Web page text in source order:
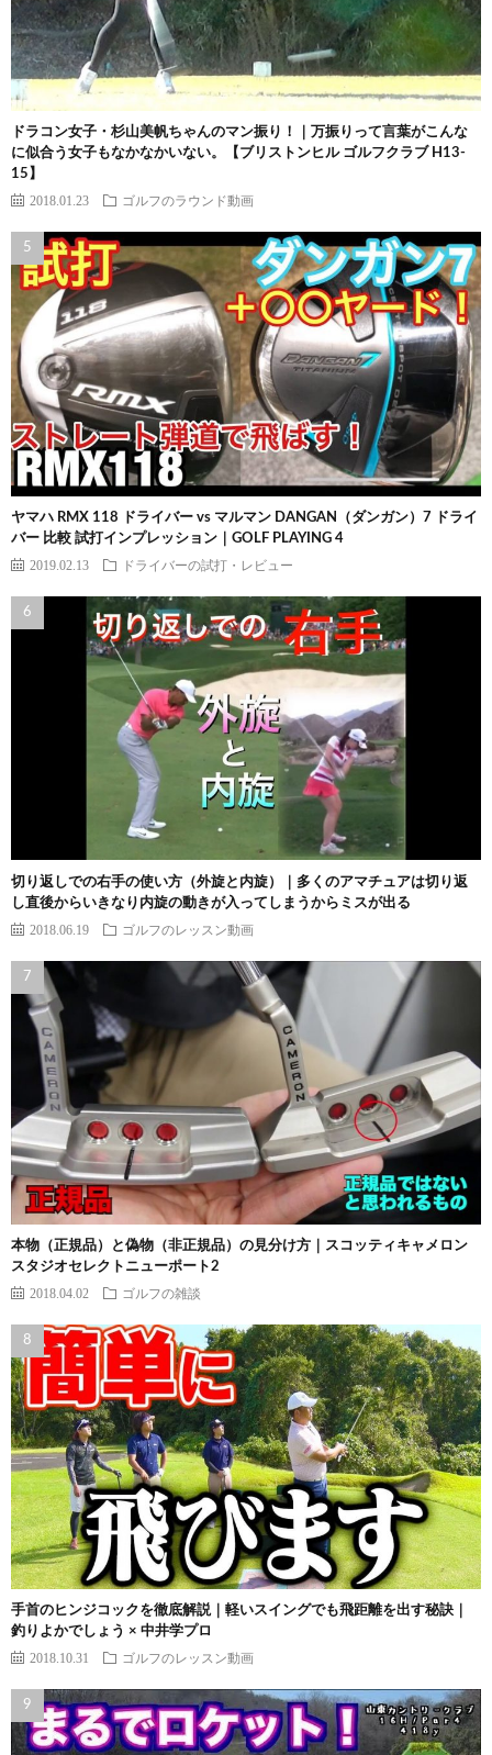
ドラコン女子・杉山美帆ちゃんのマン振り！｜万振りって言葉がこんな
に似合う女子もなかなかいない。【ブリストンヒル ゴルフクラブ H13-
15】
2018.01.23 ゴルフのラウンド動画
ヤマハ RMX 118 ドライバー vs マルマン DANGAN（ダンガン）7 ドライ
バー 比較 試打インプレッション｜GOLF PLAYING 4
2019.02.13 ドライバーの試打・レビュー
切り返しでの右手の使い方（外旋と内旋）｜多くのアマチュアは切り返
し直後からいきなり内旋の動きが入ってしまうからミスが出る
2018.06.19 ゴルフのレッスン動画
本物（正規品）と偽物（非正規品）の見分け方｜スコッティキャメロン
スタジオセレクトニューポート2
2018.04.02 ゴルフの雑談
手首のヒンジコックを徹底解説｜軽いスイングでも飛距離を出す秘訣｜
釣りよかでしょう × 中井学プロ
2018.10.31 ゴルフのレッスン動画